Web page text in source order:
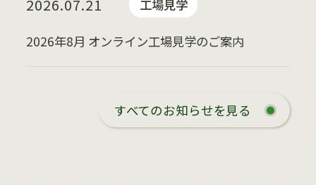
2026.07.21 工場見学
2026年8月 オンライン工場見学のご案内
すべてのお知らせを見る